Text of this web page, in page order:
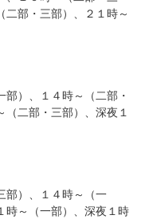
二部・三部）、２１時～
部）、１４時～（二部・
（二部・三部）、深夜１
部）、１４時～（一
時～（一部）、深夜１時